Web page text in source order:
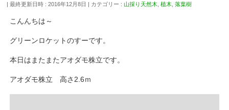
最終更新日時 : 2016年12月8日 カテゴリー :山採り天然木 ,植木 ,落葉樹
こんんちは～
グリーンロケットのすーです。
本日はまたまたアオダモ株立です。
アオダモ株立 高さ2.6ｍ